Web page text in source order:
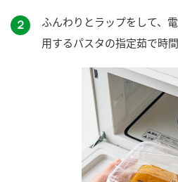
２
ふんわりとラップをして、
用するパスタの指定茹で時